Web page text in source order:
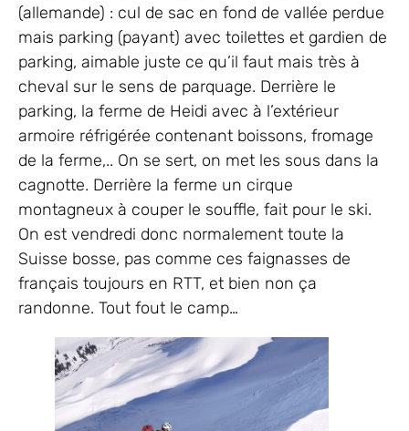
(allemande) : cul de sac en fond de vallée perdue
mais parking (payant) avec toilettes et gardien de
parking, aimable juste ce qu’il faut mais très à
cheval sur le sens de parquage. Derrière le
parking, la ferme de Heidi avec à l’extérieur
armoire réfrigérée contenant boissons, fromage
de la ferme,.. On se sert, on met les sous dans la
cagnotte. Derrière la ferme un cirque
montagneux à couper le souffle, fait pour le ski.
On est vendredi donc normalement toute la
Suisse bosse, pas comme ces faignasses de
français toujours en RTT, et bien non ça
randonne. Tout fout le camp…